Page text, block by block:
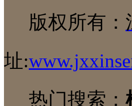
版权所有：
址:
热门搜索：